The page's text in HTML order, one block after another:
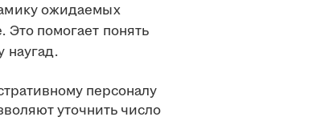
ожидаемых
помогает понять
наугад.